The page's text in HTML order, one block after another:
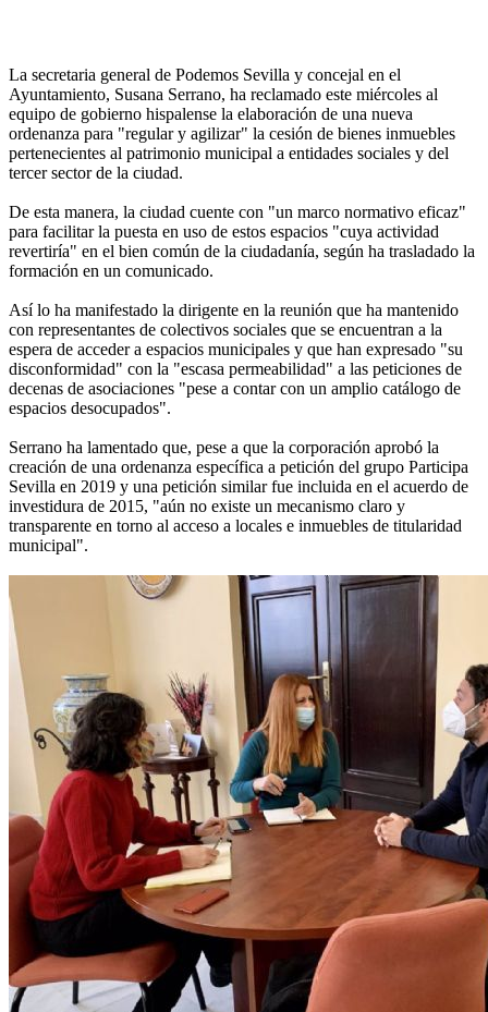
La secretaria general de Podemos Sevilla y concejal en el
Ayuntamiento, Susana Serrano, ha reclamado este miércoles al
equipo de gobierno hispalense la elaboración de una nueva
ordenanza para "regular y agilizar" la cesión de bienes inmuebles
pertenecientes al patrimonio municipal a entidades sociales y del
tercer sector de la ciudad.
De esta manera, la ciudad cuente con "un marco normativo eficaz"
para facilitar la puesta en uso de estos espacios "cuya actividad
revertiría" en el bien común de la ciudadanía, según ha trasladado la
formación en un comunicado.
Así lo ha manifestado la dirigente en la reunión que ha mantenido
con representantes de colectivos sociales que se encuentran a la
espera de acceder a espacios municipales y que han expresado "su
disconformidad" con la "escasa permeabilidad" a las peticiones de
decenas de asociaciones "pese a contar con un amplio catálogo de
espacios desocupados".
Serrano ha lamentado que, pese a que la corporación aprobó la
creación de una ordenanza específica a petición del grupo Participa
Sevilla en 2019 y una petición similar fue incluida en el acuerdo de
investidura de 2015, "aún no existe un mecanismo claro y
transparente en torno al acceso a locales e inmuebles de titularidad
municipal".